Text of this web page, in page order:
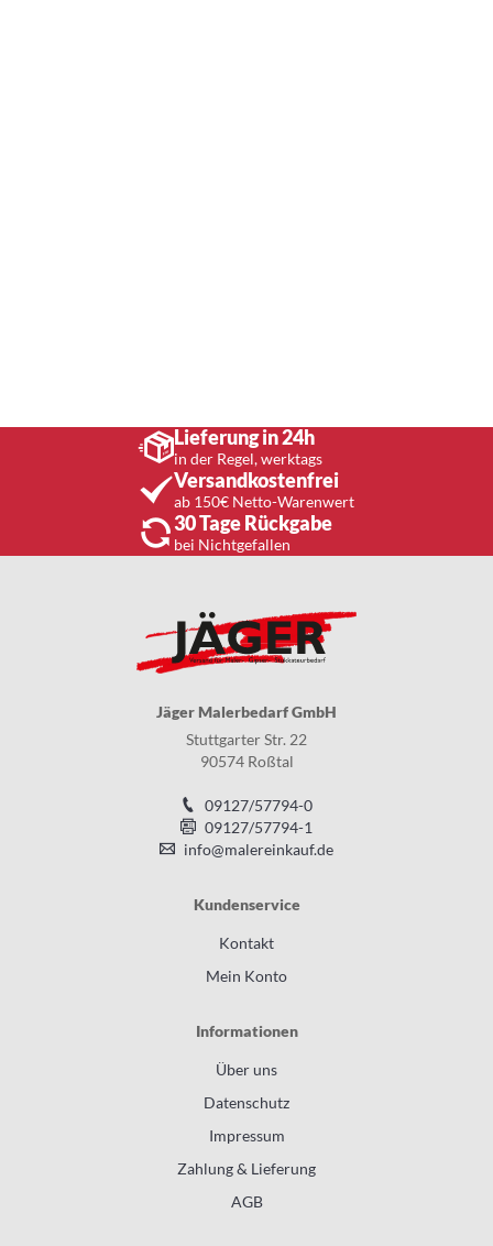
Lieferung in 24h
in der Regel, werktags
Versandkostenfrei
ab 150€ Netto-Warenwert
30 Tage Rückgabe
bei Nichtgefallen
Jäger Malerbedarf GmbH
Stuttgarter Str. 22
90574 Roßtal
09127/57794-0
09127/57794-1
info@malereinkauf.de
Kundenservice
Kontakt
Mein Konto
Informationen
Über uns
Datenschutz
Impressum
Zahlung & Lieferung
AGB